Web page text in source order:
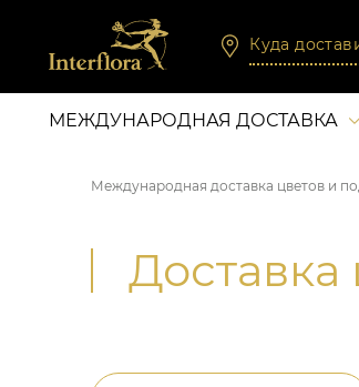
Куда
МЕЖДУНАРОДНАЯ ДОСТАВКА
Международная доставка цветов и